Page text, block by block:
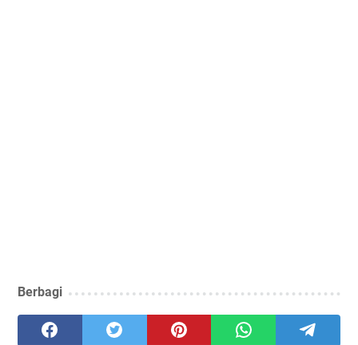
Berbagi